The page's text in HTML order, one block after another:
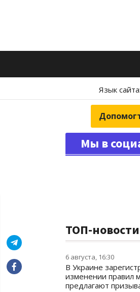
Язык сайта:
Мы в
ТОП-новости
6 августа, 16:30
В Украине
изменении правил
предлагают